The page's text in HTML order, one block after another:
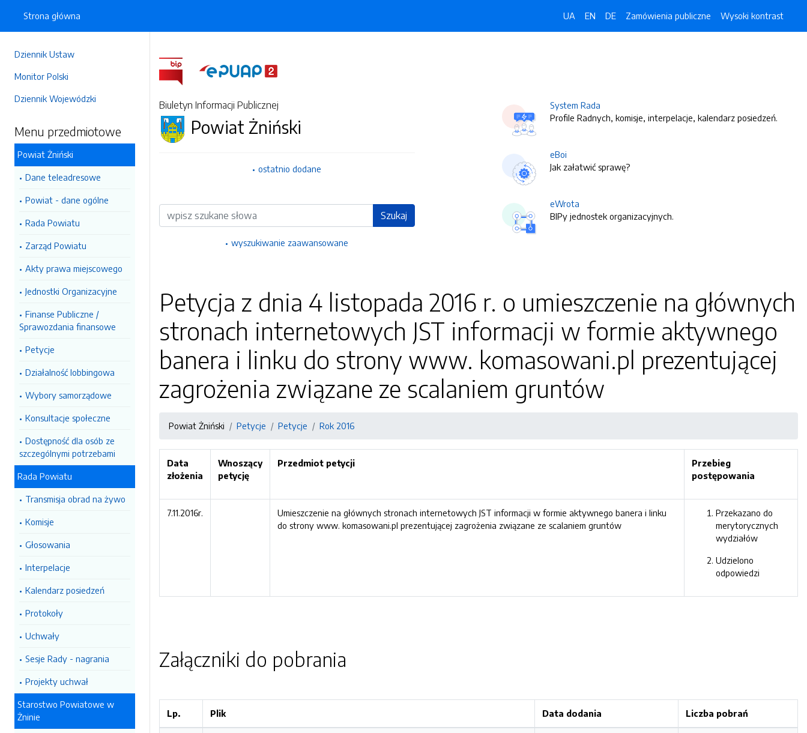
Dziennik Ustaw
Monitor Polski
Dziennik Wojewódzki
Menu przedmiotowe
Powiat Żniński
Dane teleadresowe
Powiat - dane ogólne
Rada Powiatu
Zarząd Powiatu
Akty prawa miejscowego
Jednostki Organizacyjne
Finanse Publiczne /
Sprawozdania finansowe
Petycje
Działalność lobbingowa
Wybory samorządowe
Konsultacje społeczne
Dostępność dla osób ze
szczególnymi potrzebami
Rada Powiatu
Transmisja obrad na żywo
Komisje
Głosowania
Interpelacje
Kalendarz posiedzeń
Protokoły
Uchwały
Sesje Rady - nagrania
Projekty uchwał
Starostwo Powiatowe w
Żninie
Strona główna UA EN DE Zamówienia publiczne Wysoki kontrast
Biuletyn Informacji Publicznej
Powiat Żniński
ostatnio dodane
Wyszukiwarka Szukaj
wyszukiwanie zaawansowane
System Rada
Profile Radnych, komisje, interpelacje, kalendarz posiedzeń.
eBoi
Jak załatwić sprawę?
eWrota
BIPy jednostek organizacyjnych.
Petycja z dnia 4 listopada 2016 r. o umieszczenie na głównych
stronach internetowych JST informacji w formie aktywnego
banera i linku do strony www. komasowani.pl prezentującej
zagrożenia związane ze scalaniem gruntów
Powiat Żniński Petycje Petycje Rok 2016
Data
złożenia
Wnoszący
petycję
Przedmiot petycji
Przebieg
postępowania
7.11.2016r.
Umieszczenie na głównych stronach internetowych JST informacji w formie aktywnego banera i linku
do strony www. komasowani.pl prezentującej zagrożenia związane ze scalaniem gruntów
Przekazano do
merytorycznych
wydziałów
Udzielono
odpowiedzi
Załączniki do pobrania
Lp. Plik Data dodania Liczba pobrań